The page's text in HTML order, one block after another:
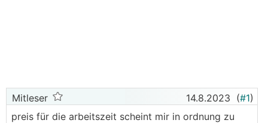
Mitleser 14.8.2023 (#1)
preis für die arbeitszeit scheint mir in ordnung zu